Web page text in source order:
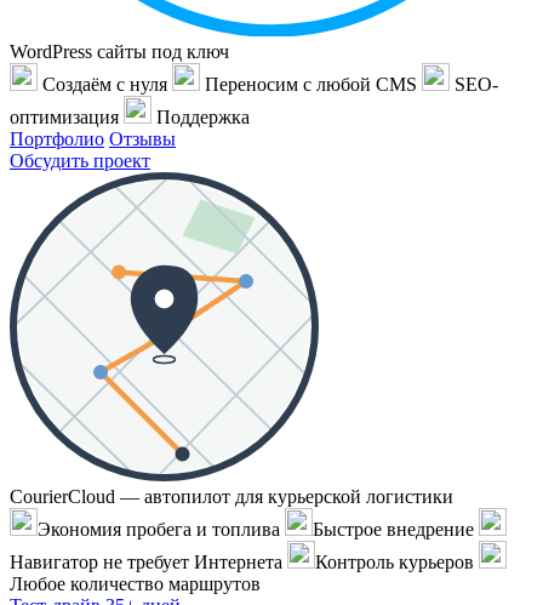
WordPress сайты под ключ
Создаём с нуля
Переносим с любой CMS
SEO-
оптимизация
Поддержка
Портфолио Отзывы
Обсудить проект
CourierCloud — автопилот для курьерской логистики
Экономия пробега и топлива
Быстрое внедрение
Навигатор не требует Интернета
Контроль курьеров
Любое количество маршрутов